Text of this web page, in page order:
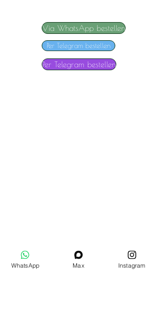
Via WhatsApp bestellen
Per Telegram bestellen
Per Telegram bestellen
WhatsApp Max Instagram